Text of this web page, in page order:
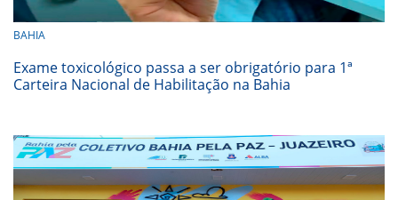
BAHIA
Exame toxicológico passa a ser obrigatório para 1ª
Carteira Nacional de Habilitação na Bahia